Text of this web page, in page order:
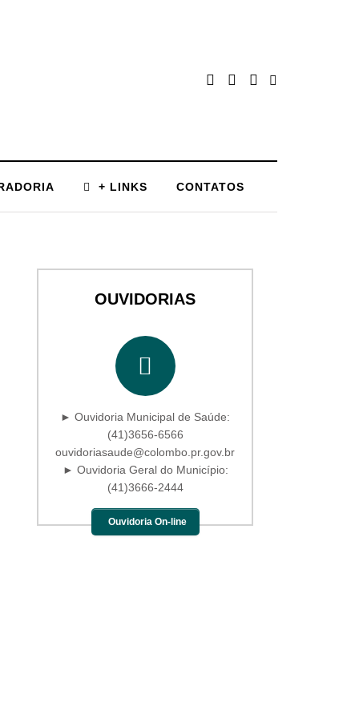
+ LINKS CONTATOS
OUVIDORIAS
► Ouvidoria Municipal de Saúde:
(41)3656-6566
ouvidoriasaude@colombo.pr.gov.br
► Ouvidoria Geral do Município:
(41)3666-2444
Ouvidoria On-line